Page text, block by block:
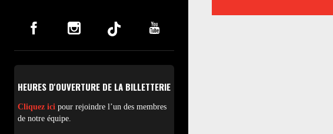
HEURES D'OUVERTURE DE LA BILLETTERIE
Cliquez ici pour rejoindre l’un des membres
de notre équipe.